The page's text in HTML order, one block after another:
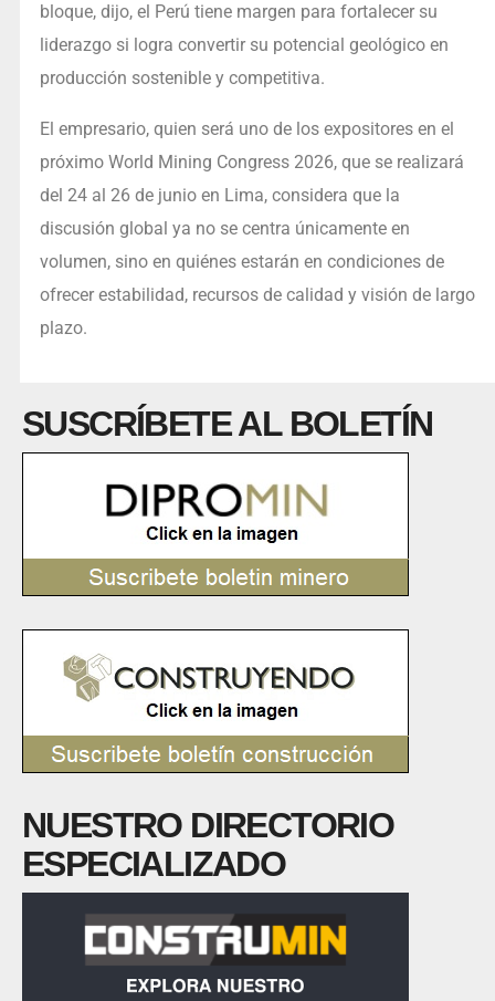
bloque, dijo, el Perú tiene margen para fortalecer su
liderazgo si logra convertir su potencial geológico en
producción sostenible y competitiva.
El empresario, quien será uno de los expositores en el
próximo World Mining Congress 2026, que se realizará
del 24 al 26 de junio en Lima, considera que la
discusión global ya no se centra únicamente en
volumen, sino en quiénes estarán en condiciones de
ofrecer estabilidad, recursos de calidad y visión de largo
plazo.
SUSCRÍBETE AL BOLETÍN
NUESTRO DIRECTORIO
ESPECIALIZADO